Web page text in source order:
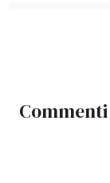
Commenti